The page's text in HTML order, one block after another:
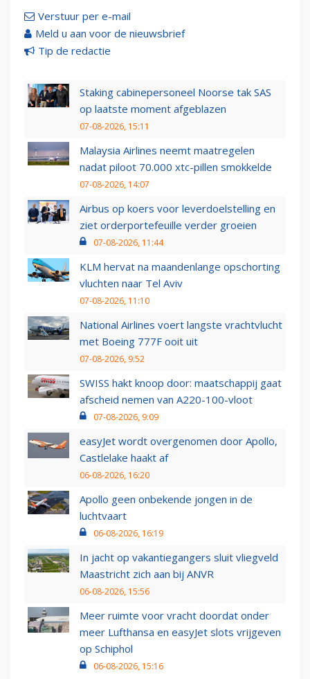
Verstuur per e-mail
Meld u aan voor de nieuwsbrief
Tip de redactie
Staking cabinepersoneel Noorse tak SAS
op laatste moment afgeblazen
07-08-2026, 15:11
Malaysia Airlines neemt maatregelen
nadat piloot 70.000 xtc-pillen smokkelde
07-08-2026, 14:07
Airbus op koers voor leverdoelstelling en
ziet orderportefeuille verder groeien
07-08-2026, 11:44
KLM hervat na maandenlange opschorting
vluchten naar Tel Aviv
07-08-2026, 11:10
National Airlines voert langste vrachtvlucht
met Boeing 777F ooit uit
07-08-2026, 9:52
SWISS hakt knoop door: maatschappij gaat
afscheid nemen van A220-100-vloot
07-08-2026, 9:09
easyJet wordt overgenomen door Apollo,
Castlelake haakt af
06-08-2026, 16:20
Apollo geen onbekende jongen in de
luchtvaart
06-08-2026, 16:19
In jacht op vakantiegangers sluit vliegveld
Maastricht zich aan bij ANVR
06-08-2026, 15:56
Meer ruimte voor vracht doordat onder
meer Lufthansa en easyJet slots vrijgeven
op Schiphol
06-08-2026, 15:16